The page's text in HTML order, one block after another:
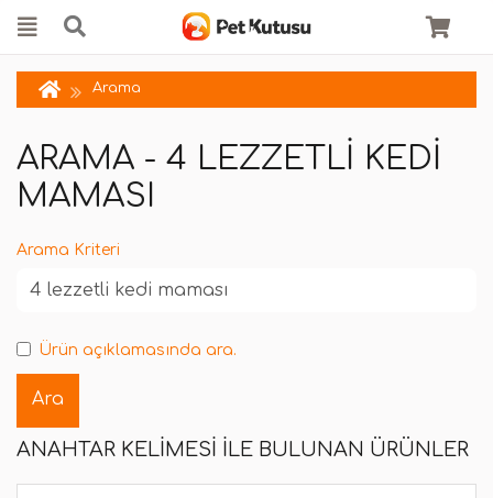
Arama
ARAMA - 4 LEZZETLI KEDI
MAMASI
Arama Kriteri
Ürün açıklamasında ara.
ANAHTAR KELIMESI ILE BULUNAN ÜRÜNLER